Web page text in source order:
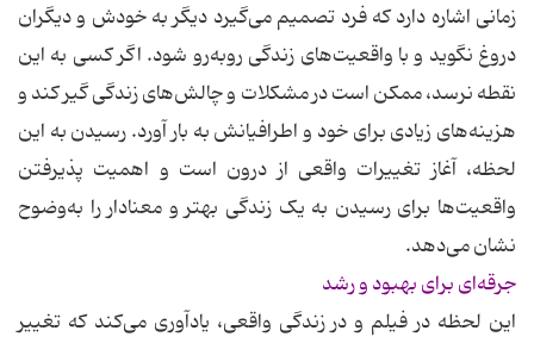
زمانی اشاره دارد که فرد تصمیم می‌گیرد دیگر به خودش و دیگران
دروغ نگوید و با واقعیت‌های زندگی روبه‌رو شود. اگر کسی به این
نقطه نرسد، ممکن است در مشکلات و چالش‌های زندگی گیر کند و
هزینه‌های زیادی برای خود و اطرافیانش به بار آورد. رسیدن به این
لحظه، آغاز تغییرات واقعی از درون است و اهمیت پذیرفتن
واقعیت‌ها برای رسیدن به یک زندگی بهتر و معنادار را به‌وضوح
نشان می‌دهد.
جرقه‌ای برای بهبود و رشد
این لحظه در فیلم و در زندگی واقعی، یادآوری می‌کند که تغییر